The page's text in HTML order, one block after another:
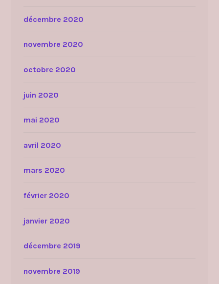
décembre 2020
novembre 2020
octobre 2020
juin 2020
mai 2020
avril 2020
mars 2020
février 2020
janvier 2020
décembre 2019
novembre 2019